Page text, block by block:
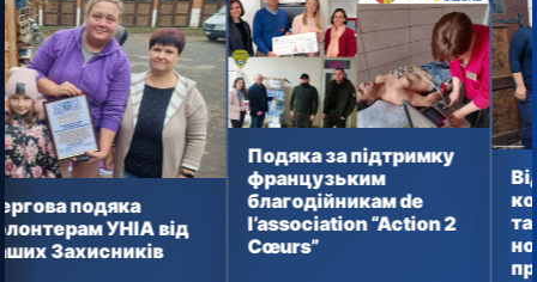
УНІА від
Подяка за підтримку
французьким
благодійникам de
l’association “Action 2
Cœurs”
Від
тактичних
новий
прямує